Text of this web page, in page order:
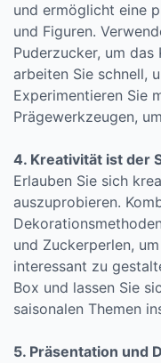
und ermöglicht eine
und Figuren.
Puderzucker, um das
arbeiten Sie schnell,
Experimentieren Sie
Prägewerkzeugen,
4. Kreativität ist der
Erlauben Sie sich
auszuprobieren.
und Zuckerperlen,
interessant zu
Box und lassen Sie
saisonalen Themen
5. Präsentation und